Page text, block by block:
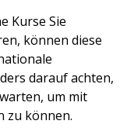
Kurse Sie
können diese
darauf achten,
um mit
zu können.